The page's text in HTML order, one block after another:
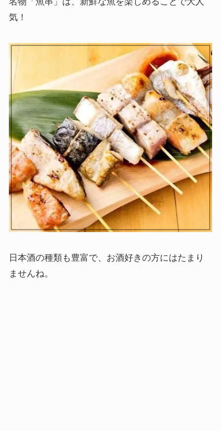
気！
日本酒の種類も豊富で、お酒好きの方にはたまり
ませんね。